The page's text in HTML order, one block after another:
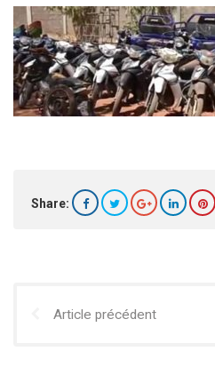
Share:
Article précédent